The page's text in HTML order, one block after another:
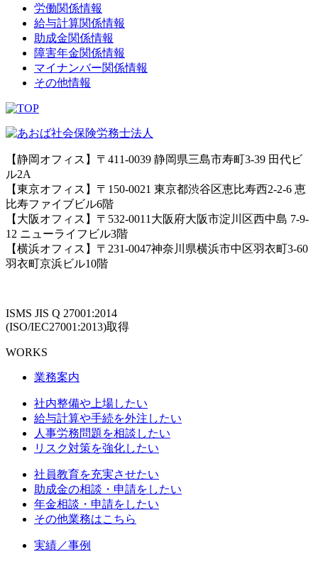
労働関係情報
給与計算関係情報
助成金関係情報
障害年金関係情報
マイナンバー関係情報
その他情報
【静岡オフィス】〒411-0039 静岡県三島市寿町3-39 田代ビ
ル2A
【東京オフィス】〒150-0021 東京都渋谷区恵比寿西2-2-6 恵
比寿ファイブビル6階
【大阪オフィス】〒532-0011大阪府大阪市淀川区西中島 7-9-
12 ニューライフビル3階
【横浜オフィス】〒231-0047神奈川県横浜市中区羽衣町3-60
羽衣町京浜ビル10階
ISMS JIS Q 27001:2014
(ISO/IEC27001:2013)取得
WORKS
業務案内
社内整備や上場したい
給与計算や手続を外注したい
人事労務問題を相談したい
リスク対策を強化したい
社員教育を充実させたい
助成金の相談・申請をしたい
年金相談・申請をしたい
その他業務はこちら
実績／事例